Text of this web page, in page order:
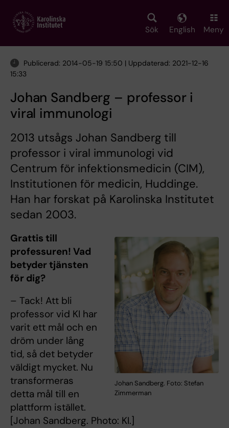
main
Sök English Meny
Publicerad: 2014-05-19 15:50 | Uppdaterad: 2021-12-16
15:33
Johan Sandberg – professor i
viral immunologi
2013 utsågs Johan Sandberg till
professor i viral immunologi vid
Centrum för infektionsmedicin (CIM),
Institutionen för medicin, Huddinge.
Han har forskat på Karolinska Institutet
sedan 2003.
Johan Sandberg. Foto: Stefan
Zimmerman
Grattis till
professuren! Vad
betyder tjänsten
för dig?
– Tack! Att bli
professor vid KI har
varit ett mål och en
dröm under lång
tid, så det betyder
väldigt mycket. Nu
transformeras
detta mål till en
plattform istället.
[Johan Sandberg. Photo: KI.]